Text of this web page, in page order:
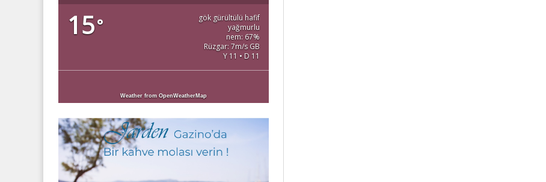
15°
gök gürültülü hafif
yağmurlu
nem: 67%
Rüzgar: 7m/s GB
Y 11 • D 11
Weather from OpenWeatherMap